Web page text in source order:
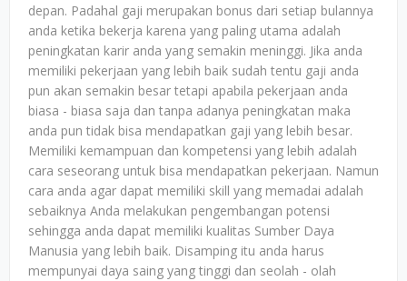
depan. Padahal gaji merupakan bonus dari setiap bulannya
anda ketika bekerja karena yang paling utama adalah
peningkatan karir anda yang semakin meninggi. Jika anda
memiliki pekerjaan yang lebih baik sudah tentu gaji anda
pun akan semakin besar tetapi apabila pekerjaan anda
biasa - biasa saja dan tanpa adanya peningkatan maka
anda pun tidak bisa mendapatkan gaji yang lebih besar.
Memiliki kemampuan dan kompetensi yang lebih adalah
cara seseorang untuk bisa mendapatkan pekerjaan. Namun
cara anda agar dapat memiliki skill yang memadai adalah
sebaiknya Anda melakukan pengembangan potensi
sehingga anda dapat memiliki kualitas Sumber Daya
Manusia yang lebih baik. Disamping itu anda harus
mempunyai daya saing yang tinggi dan seolah - olah